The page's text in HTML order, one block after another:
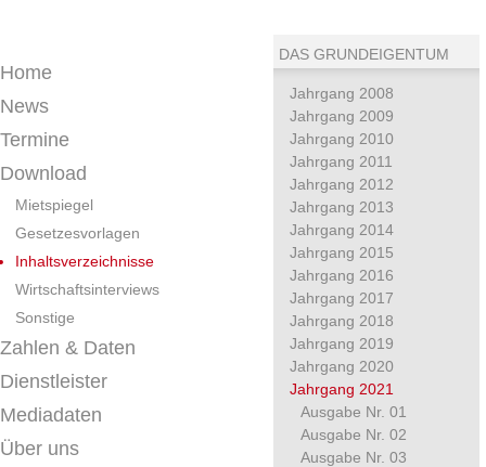
Home
News
Termine
Download
Mietspiegel
Gesetzesvorlagen
Inhaltsverzeichnisse
Wirtschaftsinterviews
Sonstige
Zahlen & Daten
Dienstleister
Mediadaten
Über uns
DAS GRUNDEIGENTUM
Jahrgang 2008
Jahrgang 2009
Jahrgang 2010
Jahrgang 2011
Jahrgang 2012
Jahrgang 2013
Jahrgang 2014
Jahrgang 2015
Jahrgang 2016
Jahrgang 2017
Jahrgang 2018
Jahrgang 2019
Jahrgang 2020
Jahrgang 2021
Ausgabe Nr. 01
Ausgabe Nr. 02
Ausgabe Nr. 03